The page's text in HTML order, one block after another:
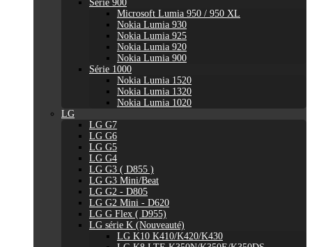
Série 900
Microsoft Lumia 950 / 950 XL
Nokia Lumia 930
Nokia Lumia 925
Nokia Lumia 920
Nokia Lumia 900
Série 1000
Nokia Lumia 1520
Nokia Lumia 1320
Nokia Lumia 1020
LG
LG G7
LG G6
LG G5
LG G4
LG G3 ( D855 )
LG G3 Mini/Beat
LG G2 - D805
LG G2 Mini - D620
LG G Flex ( D955)
LG série K (Nouveauté)
LG K10 K410/K420/K430